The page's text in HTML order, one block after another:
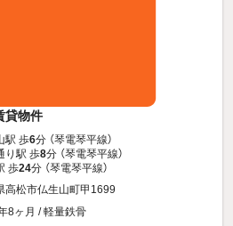
貸物件
駅 歩6分 （琴電琴平線）
り駅 歩8分 （琴電琴平線）
歩24分 （琴電琴平線）
高松市仏生山町甲1699
8ヶ月 / 軽量鉄骨